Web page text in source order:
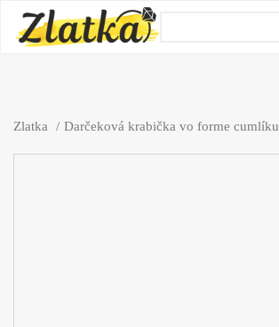
Zlatka Darčeková krabička vo forme cumlíku